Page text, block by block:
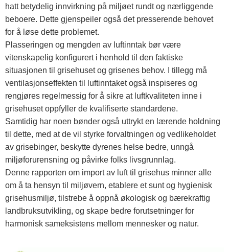
hatt betydelig innvirkning på miljøet rundt og nærliggende
beboere. Dette gjenspeiler også det presserende behovet
for å løse dette problemet.
Plasseringen og mengden av luftinntak bør være
vitenskapelig konfigurert i henhold til den faktiske
situasjonen til grisehuset og grisenes behov. I tillegg må
ventilasjonseffekten til luftinntaket også inspiseres og
rengjøres regelmessig for å sikre at luftkvaliteten inne i
grisehuset oppfyller de kvalifiserte standardene.
Samtidig har noen bønder også uttrykt en lærende holdning
til dette, med at de vil styrke forvaltningen og vedlikeholdet
av grisebinger, beskytte dyrenes helse bedre, unngå
miljøforurensning og påvirke folks livsgrunnlag.
Denne rapporten om import av luft til grisehus minner alle
om å ta hensyn til miljøvern, etablere et sunt og hygienisk
grisehusmiljø, tilstrebe å oppnå økologisk og bærekraftig
landbruksutvikling, og skape bedre forutsetninger for
harmonisk sameksistens mellom mennesker og natur.